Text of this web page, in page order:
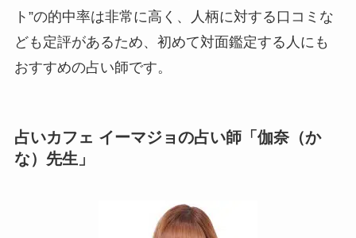
ト”の的中率は非常に高く、人柄に対する口コミな
ども定評があるため、初めて対面鑑定する人にも
おすすめの占い師です。
占いカフェ イーマジョの占い師「伽奈（か
な）先生」